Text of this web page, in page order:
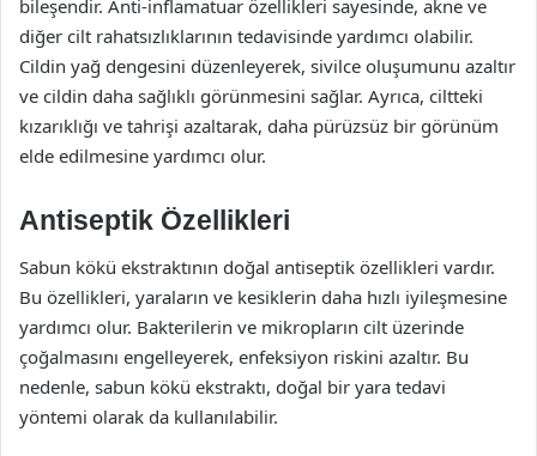
bileşendir. Anti-inflamatuar özellikleri sayesinde, akne ve
diğer cilt rahatsızlıklarının tedavisinde yardımcı olabilir.
Cildin yağ dengesini düzenleyerek, sivilce oluşumunu azaltır
ve cildin daha sağlıklı görünmesini sağlar. Ayrıca, ciltteki
kızarıklığı ve tahrişi azaltarak, daha pürüzsüz bir görünüm
elde edilmesine yardımcı olur.
Antiseptik Özellikleri
Sabun kökü ekstraktının doğal antiseptik özellikleri vardır.
Bu özellikleri, yaraların ve kesiklerin daha hızlı iyileşmesine
yardımcı olur. Bakterilerin ve mikropların cilt üzerinde
çoğalmasını engelleyerek, enfeksiyon riskini azaltır. Bu
nedenle, sabun kökü ekstraktı, doğal bir yara tedavi
yöntemi olarak da kullanılabilir.